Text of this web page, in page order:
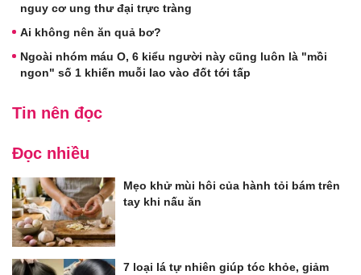
nguy cơ ung thư đại trực tràng
Ai không nên ăn quả bơ?
Ngoài nhóm máu O, 6 kiểu người này cũng luôn là "mồi
ngon" số 1 khiến muỗi lao vào đốt tới tấp
Tin nên đọc
Đọc nhiều
Mẹo khử mùi hôi của hành tỏi bám trên
tay khi nấu ăn
7 loại lá tự nhiên giúp tóc khỏe, giảm